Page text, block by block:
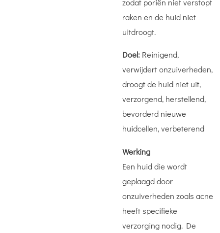
zodat poriën niet verstopt
raken en de huid niet
uitdroogt.
Doel: Reinigend,
verwijdert onzuiverheden,
droogt de huid niet uit,
verzorgend, herstellend,
bevorderd nieuwe
huidcellen, verbeterend
Werking
Een huid die wordt
geplaagd door
onzuiverheden zoals acne
heeft specifieke
verzorging nodig. De